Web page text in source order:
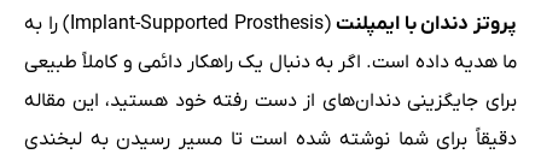
پروتز دندان با ایمپلنت
(Implant-Supported Prosthesis) را به
ما هدیه داده است. اگر به دنبال یک راهکار دائمی و کاملاً طبیعی
برای جایگزینی دندان‌های از دست رفته خود هستید، این مقاله
دقیقاً برای شما نوشته شده است تا مسیر رسیدن به لبخندی